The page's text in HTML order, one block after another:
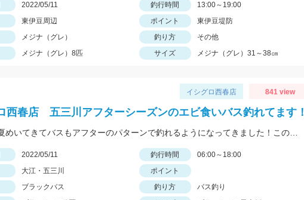
2022/05/11 釣行時間
13:00～19:00
東伊豆周辺 ポイント
東伊豆堤防
メジナ（グレ） 釣り方
その他
メジナ（グレ）8匹 サイズ メジナ（グレ）31～38㎝
イシグロ西春店 841 view
西春店 五三川アフターシーズンのエビ食いバス釣れてます！
2022/05/11 釣行時間
06:00～18:00
大江・五三川
ポイント
ブラックバス 釣り方
バス釣り